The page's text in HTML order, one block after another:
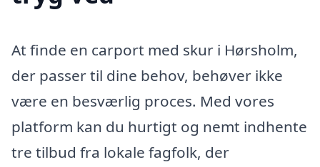
At finde en carport med skur i Hørsholm,
der passer til dine behov, behøver ikke
være en besværlig proces. Med vores
platform kan du hurtigt og nemt indhente
tre tilbud fra lokale fagfolk, der